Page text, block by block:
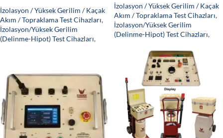
İzolasyon / Yüksek Gerilim / Kaçak
Akım / Topraklama Test Cihazları,
İzolasyon/Yüksek Gerilim
(Delinme-Hipot) Test Cihazları,
İzolasyon / Yüksek Gerilim / Kaçak
Akım / Topraklama Test Cihazları,
İzolasyon/Yüksek Gerilim
(Delinme-Hipot) Test Cihazları,